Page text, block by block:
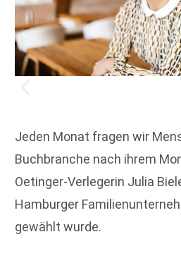
Jeden Monat fragen wir
Buchbranche nach ihrem
Oetinger-Verlegerin Julia
Hamburger
gewählt wurde.